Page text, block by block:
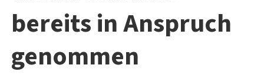
bereits in Anspruch
genommen